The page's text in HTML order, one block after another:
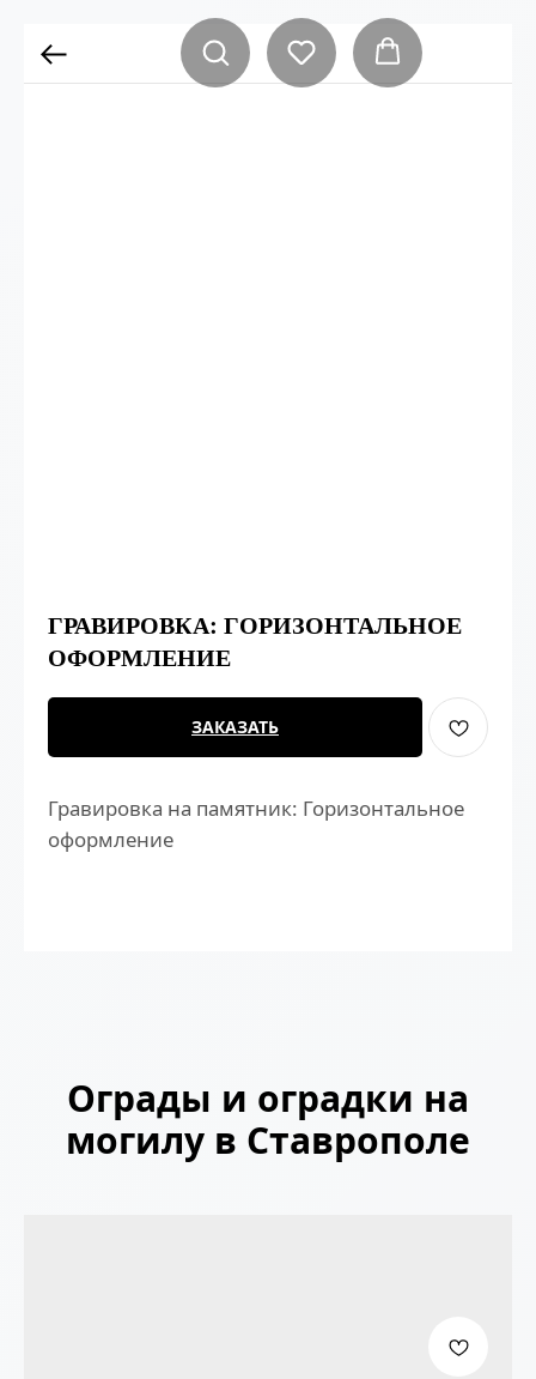
ГРАВИРОВКА: ГОРИЗОНТАЛЬНОЕ
ОФОРМЛЕНИЕ
ЗАКАЗАТЬ
Гравировка на памятник: Горизонтальное
оформление
Ограды и оградки на
могилу в Ставрополе